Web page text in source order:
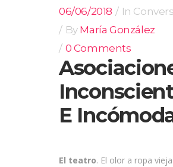
06/06/2018 In
By María González
0 Comments
E
El teatro. El olor a ropa